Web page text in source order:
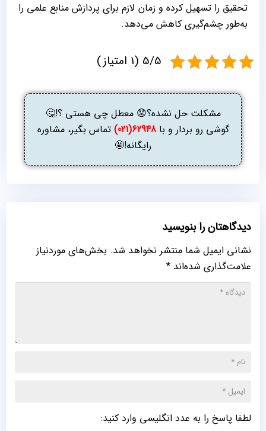
تحقیق را تسهیل کرده و زمان لازم برای پردازش منابع علمی را
به‌طور چشم‌گیری کاهش می‌دهد.
5/5 (1 امتیاز)
مشکلت حل نشده؟😟 معطل چی هستی ؟!🤔
گوشی رو بردار و با62948(021)
تماس بگیر، مشاوره
رایگانه!🤩
دیدگاهتان را بنویسید
نشانی ایمیل شما منتشر نخواهد شد. بخش‌های موردنیاز
علامت‌گذاری شده‌اند *
لطفا پاسخ را به عدد انگلیسی وارد کنید: